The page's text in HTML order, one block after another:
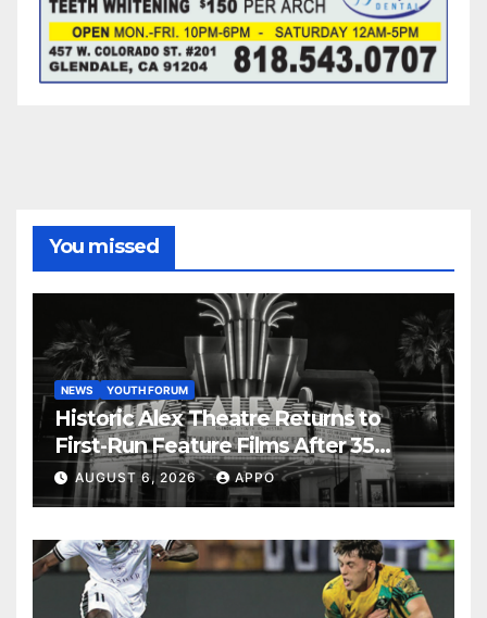
You missed
NEWS YOUTH FORUM
Historic Alex Theatre Returns to
First-Run Feature Films After 35
Years
AUGUST 6, 2026 APPO